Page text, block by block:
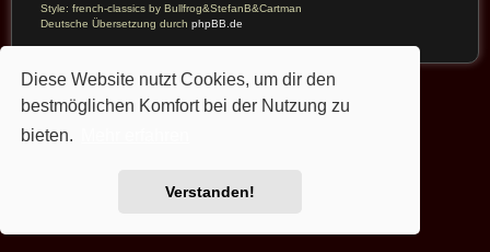
Diese Website nutzt Cookies, um dir den
bestmöglichen Komfort bei der Nutzung zu
bieten.
Verstanden!
Style: french-classics by Bullfrog&StefanB&Cartman
Deutsche Übersetzung durch phpBB.de